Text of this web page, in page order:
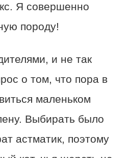
Я совершенно
породу!
и не так
о том, что пора в
маленьком
Выбирать было
астматик, поэтому